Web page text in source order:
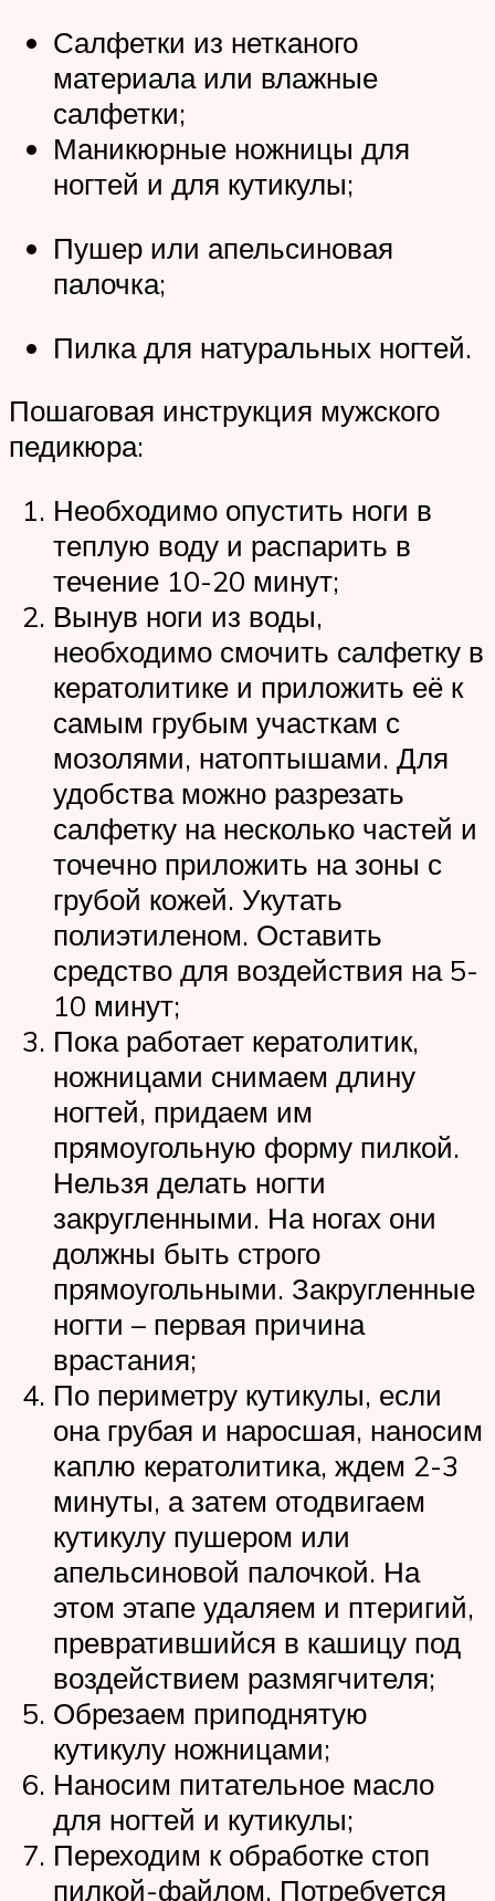
Салфетки из нетканого
материала или влажные
салфетки;
Маникюрные ножницы для
ногтей и для кутикулы;
Пушер или апельсиновая
палочка;
Пилка для натуральных ногтей.
Пошаговая инструкция мужского
педикюра:
Необходимо опустить ноги в
теплую воду и распарить в
течение 10-20 минут;
Вынув ноги из воды,
необходимо смочить салфетку в
кератолитике и приложить её к
самым грубым участкам с
мозолями, натоптышами. Для
удобства можно разрезать
салфетку на несколько частей и
точечно приложить на зоны с
грубой кожей. Укутать
полиэтиленом. Оставить
средство для воздействия на 5-
10 минут;
Пока работает кератолитик,
ножницами снимаем длину
ногтей, придаем им
прямоугольную форму пилкой.
Нельзя делать ногти
закругленными. На ногах они
должны быть строго
прямоугольными. Закругленные
ногти – первая причина
врастания;
По периметру кутикулы, если
она грубая и наросшая, наносим
каплю кератолитика, ждем 2-3
минуты, а затем отодвигаем
кутикулу пушером или
апельсиновой палочкой. На
этом этапе удаляем и птеригий,
превратившийся в кашицу под
воздействием размягчителя;
Обрезаем приподнятую
кутикулу ножницами;
Наносим питательное масло
для ногтей и кутикулы;
Переходим к обработке стоп
пилкой-файлом. Потребуется